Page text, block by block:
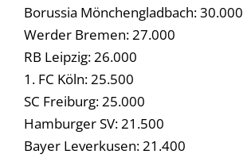
Borussia Mönchengladbach: 30.000
Werder Bremen: 27.000
RB Leipzig: 26.000
1. FC Köln: 25.500
SC Freiburg: 25.000
Hamburger SV: 21.500
Bayer Leverkusen: 21.400